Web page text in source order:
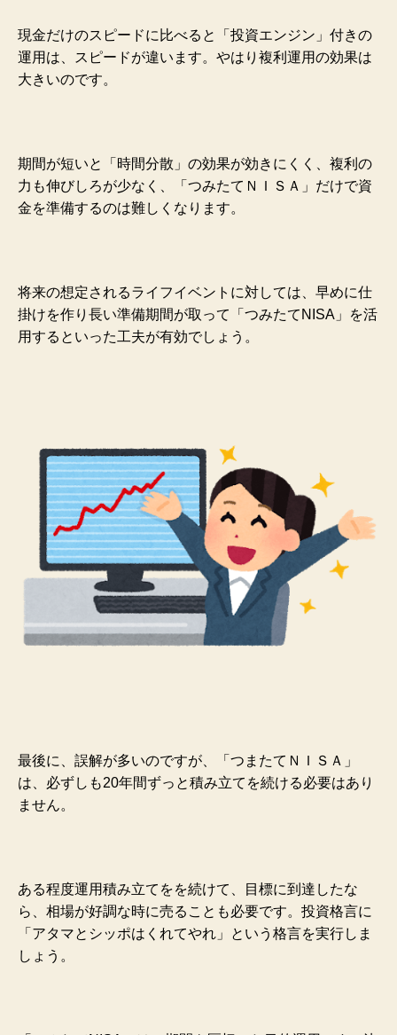
現金だけのスピードに比べると「投資エンジン」付きの
運用は、スピードが違います。やはり複利運用の効果は
大きいのです。
期間が短いと「時間分散」の効果が効きにくく、複利の
力も伸びしろが少なく、「つみたてＮＩＳＡ」だけで資
金を準備するのは難しくなります。
将来の想定されるライフイベントに対しては、早めに仕
掛けを作り長い準備期間が取って「つみたてNISA」を活
用するといった工夫が有効でしょう。
最後に、誤解が多いのですが、「つまたてＮＩＳＡ」
は、必ずしも20年間ずっと積み立てを続ける必要はあり
ません。
ある程度運用積み立てをを続けて、目標に到達したな
ら、相場が好調な時に売ることも必要です。投資格言に
「アタマとシッポはくれてやれ」という格言を実行しま
しょう。